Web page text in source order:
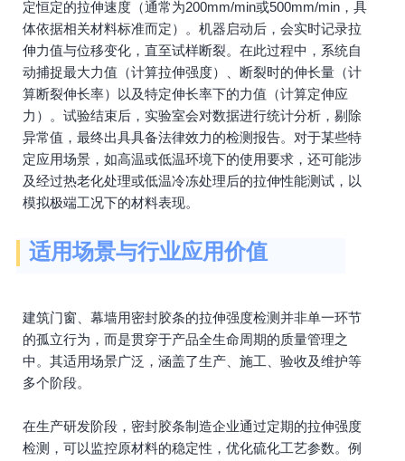
定恒定的拉伸速度（通常为200mm/min或500mm/min，具
体依据相关材料标准而定）。机器启动后，会实时记录拉
伸力值与位移变化，直至试样断裂。在此过程中，系统自
动捕捉最大力值（计算拉伸强度）、断裂时的伸长量（计
算断裂伸长率）以及特定伸长率下的力值（计算定伸应
力）。试验结束后，实验室会对数据进行统计分析，剔除
异常值，最终出具具备法律效力的检测报告。对于某些特
定应用场景，如高温或低温环境下的使用要求，还可能涉
及经过热老化处理或低温冷冻处理后的拉伸性能测试，以
模拟极端工况下的材料表现。
适用场景与行业应用价值
建筑门窗、幕墙用密封胶条的拉伸强度检测并非单一环节
的孤立行为，而是贯穿于产品全生命周期的质量管理之
中。其适用场景广泛，涵盖了生产、施工、验收及维护等
多个阶段。
在生产研发阶段，密封胶条制造企业通过定期的拉伸强度
检测，可以监控原材料的稳定性，优化硫化工艺参数。例